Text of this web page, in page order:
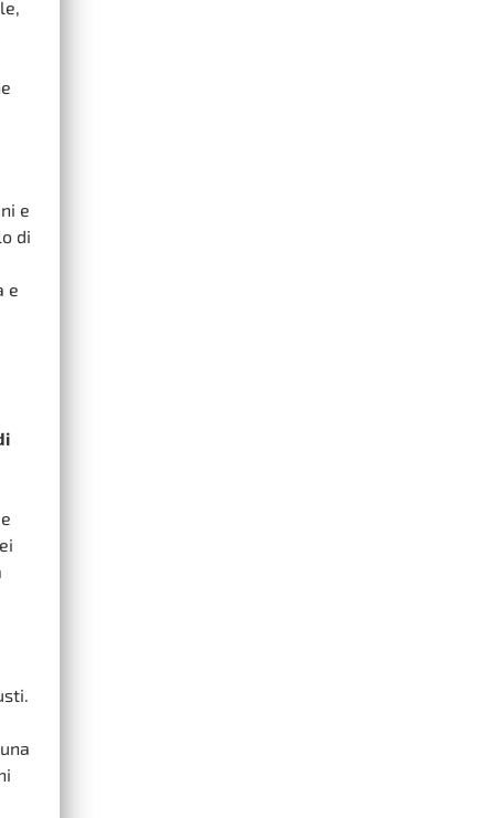
e
di
e